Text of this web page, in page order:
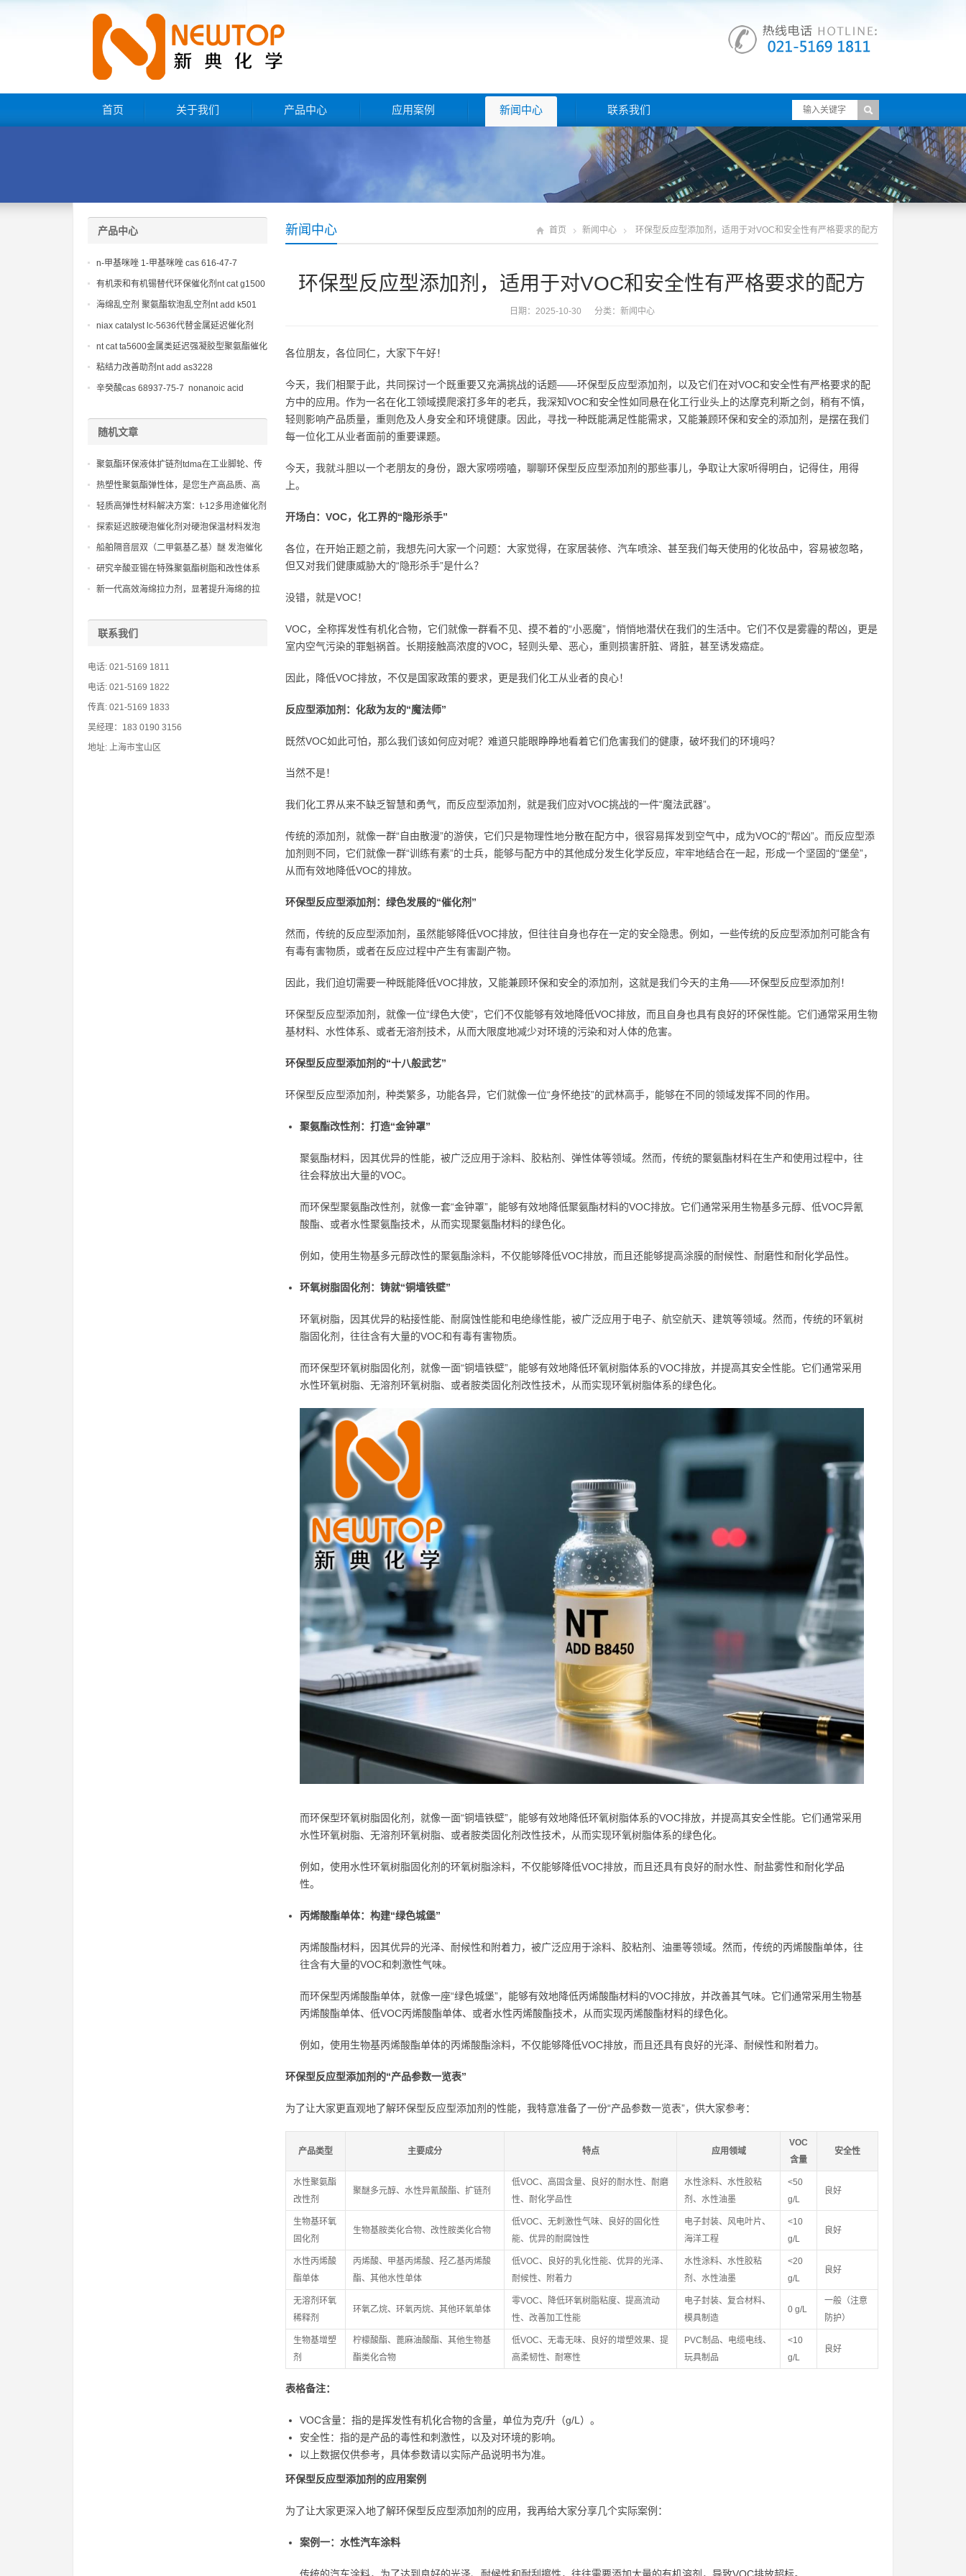
首页 关于我们 产品中心 应用案例 新闻中心 联系我们
新闻中心 首页 新闻中心 环保型反应型添加剂，适用于对VOC和安全性有严格要求的配方
环保型反应型添加剂，适用于对VOC和安全性有严格要求的配方
日期：2025-10-30 分类： 新闻中心
各位朋友，各位同仁，大家下午好！
今天，我们相聚于此，共同探讨一个既重要又充满挑战的话题——环保型反应型添加剂，以及它们在对VOC和安全性有严格要求的配
方中的应用。作为一名在化工领域摸爬滚打多年的老兵，我深知VOC和安全性如同悬在化工行业头上的达摩克利斯之剑，稍有不慎，
轻则影响产品质量，重则危及人身安全和环境健康。因此，寻找一种既能满足性能需求，又能兼顾环保和安全的添加剂，是摆在我们
每一位化工从业者面前的重要课题。
今天，我就斗胆以一个老朋友的身份，跟大家唠唠嗑，聊聊环保型反应型添加剂的那些事儿，争取让大家听得明白，记得住，用得
上。
开场白：VOC，化工界的“隐形杀手”
各位，在开始正题之前，我想先问大家一个问题：大家觉得，在家居装修、汽车喷涂、甚至我们每天使用的化妆品中，容易被忽略，
但又对我们健康威胁大的“隐形杀手”是什么？
没错，就是VOC！
VOC，全称挥发性有机化合物，它们就像一群看不见、摸不着的“小恶魔”，悄悄地潜伏在我们的生活中。它们不仅是雾霾的帮凶，更是
室内空气污染的罪魁祸首。长期接触高浓度的VOC，轻则头晕、恶心，重则损害肝脏、肾脏，甚至诱发癌症。
因此，降低VOC排放，不仅是国家政策的要求，更是我们化工从业者的良心！
反应型添加剂：化敌为友的“魔法师”
既然VOC如此可怕，那么我们该如何应对呢？难道只能眼睁睁地看着它们危害我们的健康，破坏我们的环境吗？
当然不是！
我们化工界从来不缺乏智慧和勇气，而反应型添加剂，就是我们应对VOC挑战的一件“魔法武器”。
传统的添加剂，就像一群“自由散漫”的游侠，它们只是物理性地分散在配方中，很容易挥发到空气中，成为VOC的“帮凶”。而反应型添
加剂则不同，它们就像一群“训练有素”的士兵，能够与配方中的其他成分发生化学反应，牢牢地结合在一起，形成一个坚固的“堡垒”，
从而有效地降低VOC的排放。
环保型反应型添加剂：绿色发展的“催化剂”
然而，传统的反应型添加剂，虽然能够降低VOC排放，但往往自身也存在一定的安全隐患。例如，一些传统的反应型添加剂可能含有
有毒有害物质，或者在反应过程中产生有害副产物。
因此，我们迫切需要一种既能降低VOC排放，又能兼顾环保和安全的添加剂，这就是我们今天的主角——环保型反应型添加剂！
环保型反应型添加剂，就像一位“绿色大使”，它们不仅能够有效地降低VOC排放，而且自身也具有良好的环保性能。它们通常采用生物
基材料、水性体系、或者无溶剂技术，从而大限度地减少对环境的污染和对人体的危害。
环保型反应型添加剂的“十八般武艺”
环保型反应型添加剂，种类繁多，功能各异，它们就像一位“身怀绝技”的武林高手，能够在不同的领域发挥不同的作用。
聚氨酯改性剂：打造“金钟罩”
聚氨酯材料，因其优异的性能，被广泛应用于涂料、胶粘剂、弹性体等领域。然而，传统的聚氨酯材料在生产和使用过程中，往
往会释放出大量的VOC。
而环保型聚氨酯改性剂，就像一套“金钟罩”，能够有效地降低聚氨酯材料的VOC排放。它们通常采用生物基多元醇、低VOC异氰
酸酯、或者水性聚氨酯技术，从而实现聚氨酯材料的绿色化。
例如，使用生物基多元醇改性的聚氨酯涂料，不仅能够降低VOC排放，而且还能够提高涂膜的耐候性、耐磨性和耐化学品性。
环氧树脂固化剂：铸就“铜墙铁壁”
环氧树脂，因其优异的粘接性能、耐腐蚀性能和电绝缘性能，被广泛应用于电子、航空航天、建筑等领域。然而，传统的环氧树
脂固化剂，往往含有大量的VOC和有毒有害物质。
而环保型环氧树脂固化剂，就像一面“铜墙铁壁”，能够有效地降低环氧树脂体系的VOC排放，并提高其安全性能。它们通常采用
水性环氧树脂、无溶剂环氧树脂、或者胺类固化剂改性技术，从而实现环氧树脂体系的绿色化。
而环保型环氧树脂固化剂，就像一面“铜墙铁壁”，能够有效地降低环氧树脂体系的VOC排放，并提高其安全性能。它们通常采用
水性环氧树脂、无溶剂环氧树脂、或者胺类固化剂改性技术，从而实现环氧树脂体系的绿色化。
例如，使用水性环氧树脂固化剂的环氧树脂涂料，不仅能够降低VOC排放，而且还具有良好的耐水性、耐盐雾性和耐化学品
性。
丙烯酸酯单体：构建“绿色城堡”
丙烯酸酯材料，因其优异的光泽、耐候性和附着力，被广泛应用于涂料、胶粘剂、油墨等领域。然而，传统的丙烯酸酯单体，往
往含有大量的VOC和刺激性气味。
而环保型丙烯酸酯单体，就像一座“绿色城堡”，能够有效地降低丙烯酸酯材料的VOC排放，并改善其气味。它们通常采用生物基
丙烯酸酯单体、低VOC丙烯酸酯单体、或者水性丙烯酸酯技术，从而实现丙烯酸酯材料的绿色化。
例如，使用生物基丙烯酸酯单体的丙烯酸酯涂料，不仅能够降低VOC排放，而且还具有良好的光泽、耐候性和附着力。
环保型反应型添加剂的“产品参数一览表”
为了让大家更直观地了解环保型反应型添加剂的性能，我特意准备了一份“产品参数一览表”，供大家参考：
产品类型 主要成分 特点 应用领域
VOC
含量
安全性
水性聚氨酯
改性剂
聚醚多元醇、水性异氰酸酯、扩链剂
低VOC、高固含量、良好的耐水性、耐磨
性、耐化学品性
水性涂料、水性胶粘
剂、水性油墨
<50
g/L
良好
生物基环氧
固化剂
生物基胺类化合物、改性胺类化合物
低VOC、无刺激性气味、良好的固化性
能、优异的耐腐蚀性
电子封装、风电叶片、
海洋工程
<10
g/L
良好
水性丙烯酸
酯单体
丙烯酸、甲基丙烯酸、羟乙基丙烯酸
酯、其他水性单体
低VOC、良好的乳化性能、优异的光泽、
耐候性、附着力
水性涂料、水性胶粘
剂、水性油墨
<20
g/L
良好
无溶剂环氧
稀释剂
环氧乙烷、环氧丙烷、其他环氧单体
零VOC、降低环氧树脂粘度、提高流动
性、改善加工性能
电子封装、复合材料、
模具制造
0 g/L
一般（注意
防护）
生物基增塑
剂
柠檬酸酯、蓖麻油酸酯、其他生物基
酯类化合物
低VOC、无毒无味、良好的增塑效果、提
高柔韧性、耐寒性
PVC制品、电缆电线、
玩具制品
<10
g/L
良好
表格备注：
VOC含量：指的是挥发性有机化合物的含量，单位为克/升（g/L）。
安全性：指的是产品的毒性和刺激性，以及对环境的影响。
以上数据仅供参考，具体参数请以实际产品说明书为准。
环保型反应型添加剂的应用案例
为了让大家更深入地了解环保型反应型添加剂的应用，我再给大家分享几个实际案例：
案例一：水性汽车涂料
产品中心
n-甲基咪唑 1-甲基咪唑 cas 616-47-7
lupragen nmi
有机汞和有机锡替代环保催化剂nt cat g1500
海绵乱空剂 聚氨酯软泡乱空剂nt add k501
niax catalyst lc-5636代替金属延迟催化剂
nt cat ta5600金属类延迟强凝胶型聚氨酯催化
剂
粘结力改善助剂nt add as3228
辛癸酸cas 68937-75-7 nonanoic acid
随机文章
聚氨酯环保液体扩链剂tdma在工业脚轮、传
送带等耐磨制品中的性能优势与产业化应用
热塑性聚氨酯弹性体，是您生产高品质、高
性能鞋材、管材和线缆护套的关键
轻质高弹性材料解决方案：t-12多用途催化剂
的应用实例
探索延迟胺硬泡催化剂对硬泡保温材料发泡
速率和泡孔结构的精确调控作用。
船舶隔音层双（二甲氨基乙基）醚 发泡催化
剂bdmaee宽频降噪体系
研究辛酸亚锡在特殊聚氨酯树脂和改性体系
中的应用潜力
新一代高效海绵拉力剂，显著提升海绵的拉
联系我们
电话: 021-5169 1811
电话: 021-5169 1822
传真: 021-5169 1833
吴经理：183 0190 3156
地址: 上海市宝山区